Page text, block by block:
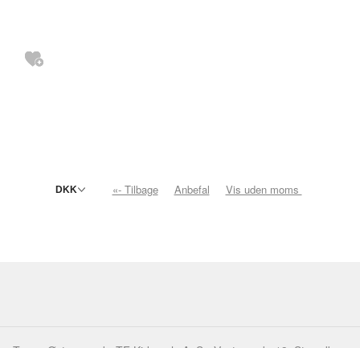
«- Tilbage Anbefal Vis uden moms